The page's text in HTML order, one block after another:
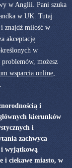
w Anglii. Pani szuka
w UK. Tutaj
znajdź miłość w
akceptację
w
możesz
wsparcia online,
i
kierunków
i
zachwyca
wyjątkową
i ciekawe miasto, w